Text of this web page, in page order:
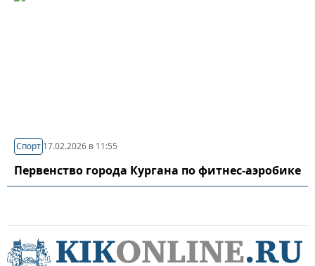
Спорт 17.02.2026 в 11:55
Первенство города Кургана по фитнес-аэробике